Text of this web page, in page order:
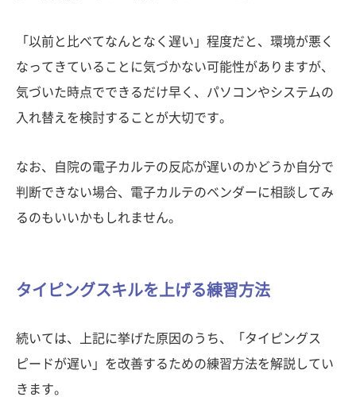
「以前と比べてなんとなく遅い」程度だと、環境が悪く
なってきていることに気づかない可能性がありますが、
気づいた時点でできるだけ早く、パソコンやシステムの
入れ替えを検討することが大切です。
なお、自院の電子カルテの反応が遅いのかどうか自分で
判断できない場合、電子カルテのベンダーに相談してみ
るのもいいかもしれません。
タイピングスキルを上げる練習方法
続いては、上記に挙げた原因のうち、「タイピングス
ピードが遅い」を改善するための練習方法を解説してい
きます。